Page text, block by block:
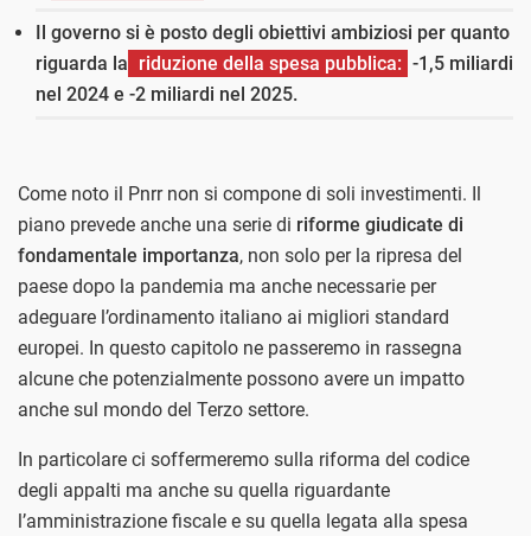
Il governo si è posto degli obiettivi ambiziosi per quanto
riguarda la riduzione della spesa pubblica: -1,5 miliardi
nel 2024 e -2 miliardi nel 2025.
Come noto il Pnrr non si compone di soli investimenti. Il
piano prevede anche una serie di riforme giudicate di
fondamentale importanza, non solo per la ripresa del
paese dopo la pandemia ma anche necessarie per
adeguare l’ordinamento italiano ai migliori standard
europei. In questo capitolo ne passeremo in rassegna
alcune che potenzialmente possono avere un impatto
anche sul mondo del Terzo settore.
In particolare ci soffermeremo sulla riforma del codice
degli appalti ma anche su quella riguardante
l’amministrazione fiscale e su quella legata alla spesa